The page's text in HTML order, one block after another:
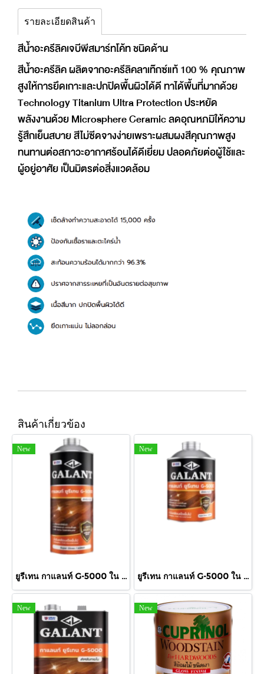
รายละเอียดสินค้า
สีน้ำอะครีลิคเจบีพีสมาร์ทโค้ท ชนิดด้าน
สีน้ำอะครีลิค ผลิตจากอะครีลิคลาเท๊กซ์แท้ 100 % คุณภาพ
สูงให้การยึดเกาะและปกปิดพื้นผิวได้ดี ทาได้พื้นที่มากด้วย
Technology Titanium Ultra Protection ประหยัด
พลังงานด้วย Microsphere Ceramic ลดอุณหภมิให้ความ
รู้สึกเย็นสบาย สีไม่ซีดจางง่ายเพราะผสมผงสีคุณภาพสูง
ทนทานต่อสภาวะอากาศร้อนได้ดีเยี่ยม ปลอดภัยต่อผู้ใช้และ
ผู้อยู่อาศัย เป็นมิตรต่อสิ่งแวดล้อม
สินค้าเกี่ยวข้อง
New
ยูรีเทน กาแลนท์ G-5000 ใน 875cc.
New
ยูรีเทน กาแลนท์ G-5000 ใน 460cc.
New New